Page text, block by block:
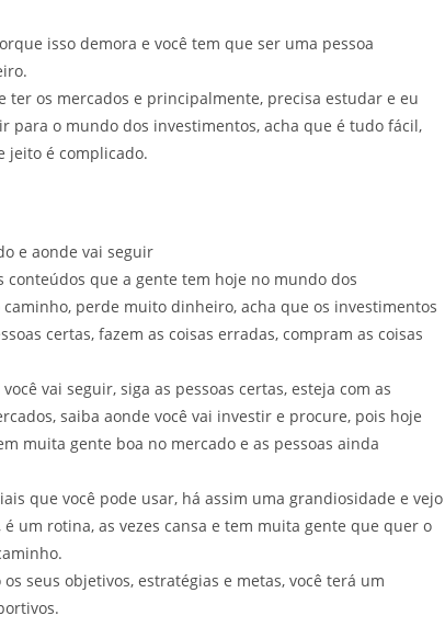
isso demora e você tem que ser uma pessoa
os mercados e principalmente, precisa estudar e eu
para o mundo dos investimentos, acha que é tudo fácil,
jeito é complicado.
e aonde vai seguir
que a gente tem hoje no mundo dos
perde muito dinheiro, acha que os investimentos
certas, fazem as coisas erradas, compram as coisas
vai seguir, siga as pessoas certas, esteja com as
saiba aonde você vai investir e procure, pois hoje
muita gente boa no mercado e as pessoas ainda
que você pode usar, há assim uma grandiosidade e vejo
um rotina, as vezes cansa e tem muita gente que quer o
seus objetivos, estratégias e metas, você terá um